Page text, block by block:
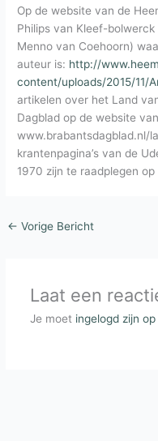
Op de website van de
Philips van Kleef-
Menno van Coehoorn)
auteur is: http://
content/uploads/2015/11/
artikelen over het Land
Dagblad op de website
www.brabantsdagblad.nl/
krantenpagina’s van de
1970 zijn te raadplegen
← Vorige Bericht
Laat een
Je moet ingelogd zijn op